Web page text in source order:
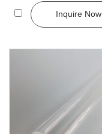
Inquire Now